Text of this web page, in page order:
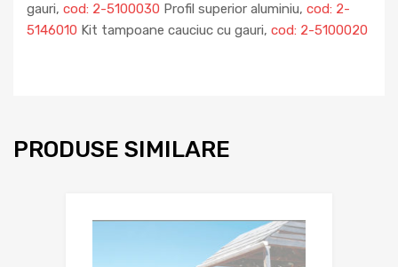
gauri, cod: 2-5100030 Profil superior aluminiu, cod: 2-
5146010 Kit tampoane cauciuc cu gauri, cod: 2-5100020
PRODUSE SIMILARE